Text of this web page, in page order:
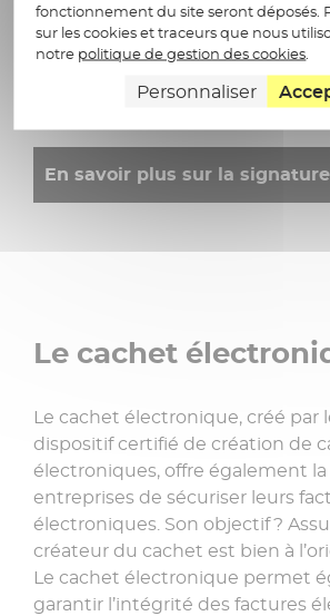
facteur de fiabilité. Lecertificat
numériqueest délivré par un
services de confiance qualifié.
En savoir plus sur la
Le cachet
Le cachet électronique, créé par
dispositif certifié de création de
électroniques, offre également
entreprises de sécuriser leurs
électroniques. Son objectif ?
créateur du cachet est bien à
Le cachet électronique permet
garantir l’intégrité des factures
fonctionnement du site seront déposés.
sur les cookies et traceurs que nous
notre politique de gestion des cookies
Personnaliser